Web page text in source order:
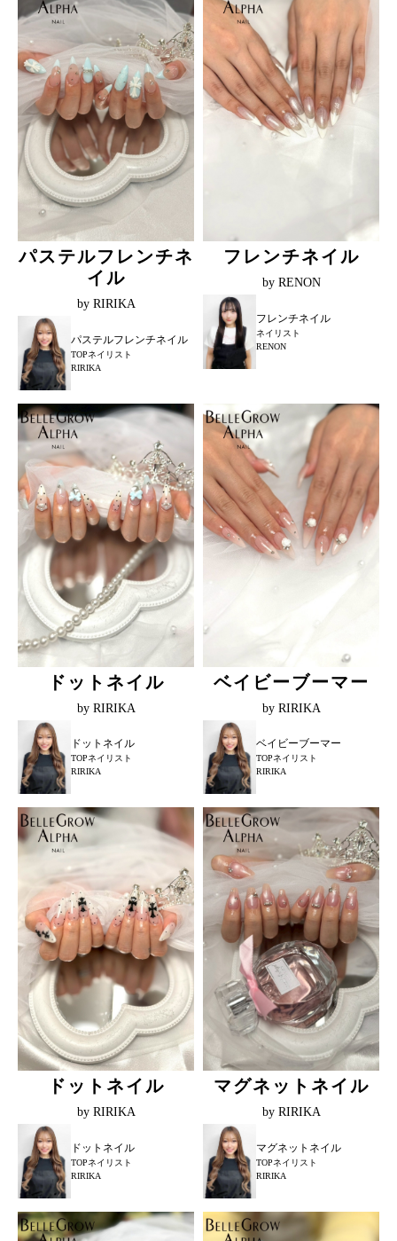
パステルフレンチネ
イル
by RIRIKA
パステルフレンチネイル
TOPネイリスト
RIRIKA
フレンチネイル
by RENON
フレンチネイル
ネイリスト
RENON
ドットネイル
by RIRIKA
ドットネイル
TOPネイリスト
RIRIKA
ベイビーブーマー
by RIRIKA
ベイビーブーマー
TOPネイリスト
RIRIKA
ドットネイル
by RIRIKA
ドットネイル
TOPネイリスト
RIRIKA
マグネットネイル
by RIRIKA
マグネットネイル
TOPネイリスト
RIRIKA